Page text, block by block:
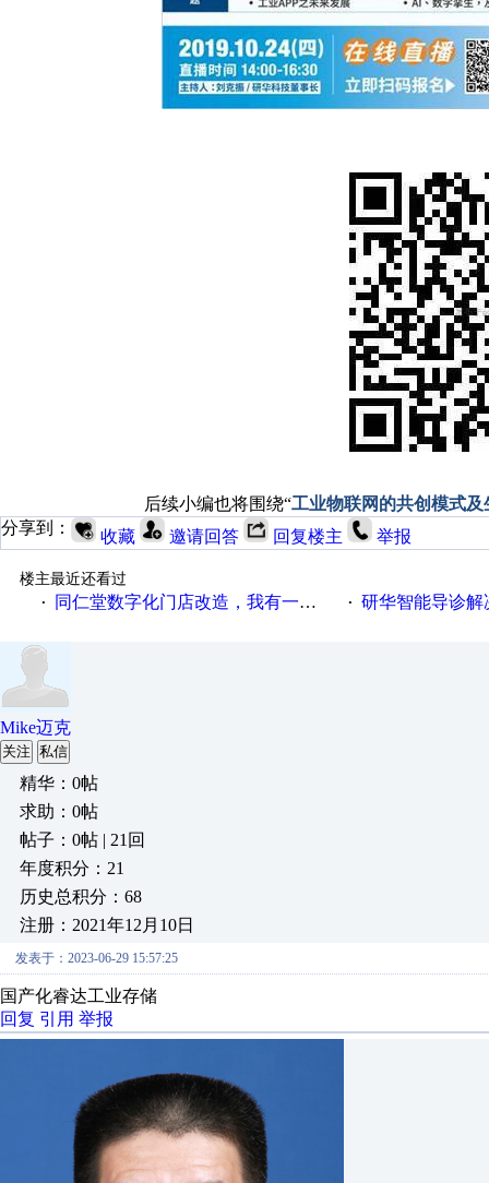
后续小编也将围绕“工业物联网的共创模式及
分享到：
收藏 邀请回答 回复楼主 举报
楼主最近还看过
·
同仁堂数字化门店改造，我有一剂良方 · 研华智能导诊解
Mike迈克
关注 私信
精华：0帖
求助：0帖
帖子：0帖 | 21回
年度积分：21
历史总积分：68
注册：2021年12月10日
发表于：2023-06-29 15:57:25
国产化睿达工业存储
回复 引用 举报